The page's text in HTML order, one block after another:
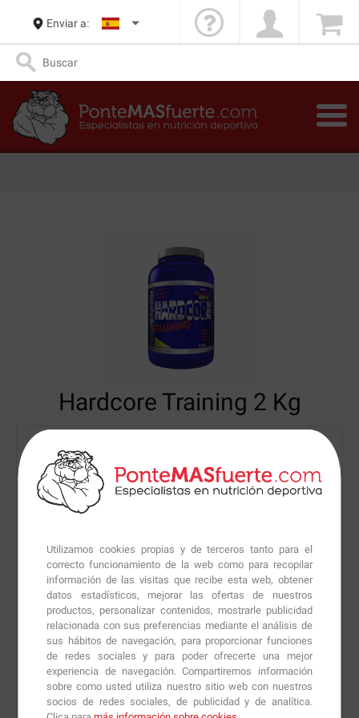
Utilizamos cookies propias y de terceros tanto para el
correcto funcionamiento de la web como para recopilar
información de las visitas que recibe esta web, obtener
datos estadísticos, mejorar las ofertas de nuestros
productos, personalizar contenidos, mostrarle publicidad
relacionada con sus preferencias mediante el análisis de
sus hábitos de navegación, para proporcionar funciones
de redes sociales y para poder ofrecerte una mejor
experiencia de navegación. Compartiremos información
sobre como usted utiliza nuestro sitio web con nuestros
socios de redes sociales, de publicidad y de analítica.
Enviar a:
Hardcore Training 2 Kg